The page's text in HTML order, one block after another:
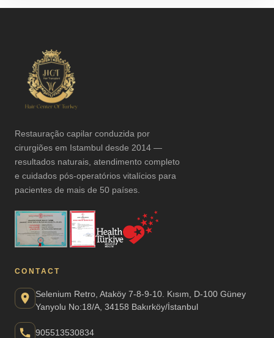
Restauração capilar conduzida por
cirurgiões em Istambul desde 2014 —
resultados naturais, atendimento completo
e cuidados pós-operatórios vitalícios para
pacientes de mais de 50 países.
CONTACT
Selenium Retro, Ataköy 7-8-9-10. Kısım, D-100 Güney
Yanyolu No:18/A, 34158 Bakırköy/İstanbul
905513530834